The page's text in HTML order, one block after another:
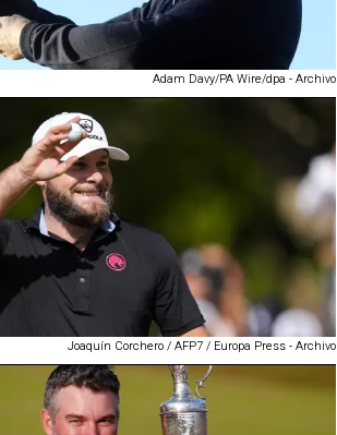
Adam Davy/PA Wire/dpa - Archivo
Joaquín Corchero / AFP7 / Europa Press - Archivo